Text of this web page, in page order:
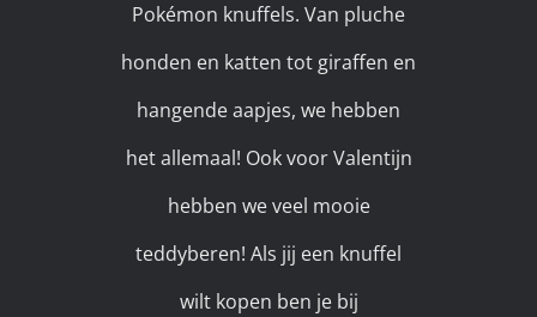
Pokémon knuffels. Van pluche
honden en katten tot giraffen en
hangende aapjes, we hebben
het allemaal! Ook voor Valentijn
hebben we veel mooie
teddyberen! Als jij een knuffel
wilt kopen ben je bij